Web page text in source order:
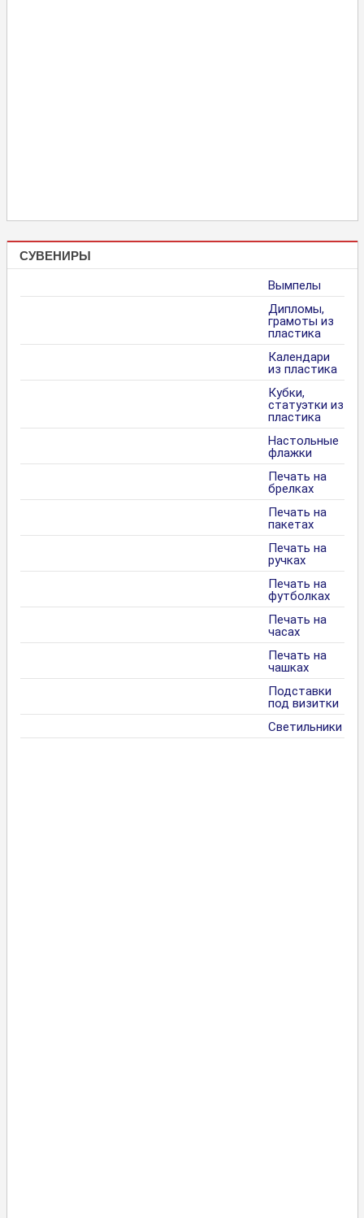
СУВЕНИРЫ
Вымпелы
Дипломы,
грамоты из
пластика
Календари
из пластика
Кубки,
статуэтки из
пластика
Настольные
флажки
Печать на
брелках
Печать на
пакетах
Печать на
ручках
Печать на
футболках
Печать на
часах
Печать на
чашках
Подставки
под визитки
Светильники